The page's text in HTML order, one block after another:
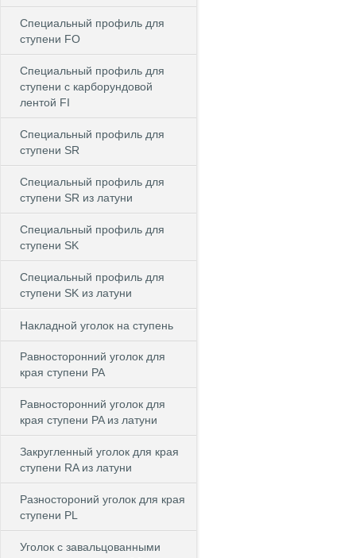
Специальный профиль для
ступени FO
Специальный профиль для
ступени c карборундовой
лентой FI
Специальный профиль для
ступени SR
Специальный профиль для
ступени SR из латуни
Специальный профиль для
ступени SK
Специальный профиль для
ступени SK из латуни
Накладной уголок на ступень
Равносторонний уголок для
края ступени PA
Равносторонний уголок для
края ступени PA из латуни
Закругленный уголок для края
ступени RA из латуни
Разностороний уголок для края
ступени PL
Уголок с завальцованными